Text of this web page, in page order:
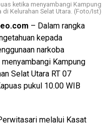
utama agar jalan
yang baik dan dapat
jangka panjang,” ujarnya.
0
ketika menyambangi Kampung
di Kelurahan Selat Utara. (Foto/Ist)
– Dalam rangka
kepada
narkoba
Kampung
Selat Utara RT 07
pukul 10.00 WIB
melalui Kasat